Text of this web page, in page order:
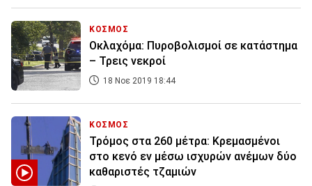
ΚΟΣΜΟΣ
Οκλαχόμα: Πυροβολισμοί σε κατάστημα
– Τρεις νεκροί
18 Νοε 2019 18:44
ΚΟΣΜΟΣ
Τρόμος στα 260 μέτρα: Κρεμασμένοι
στο κενό εν μέσω ισχυρών ανέμων δύο
καθαριστές τζαμιών